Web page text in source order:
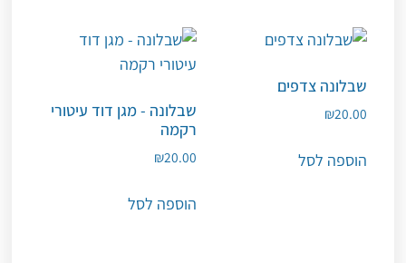
שבלונה צדפים
₪20.00
הוספה לסל
שבלונה - מגן דוד עיטורי
רקמה
₪20.00
הוספה לסל